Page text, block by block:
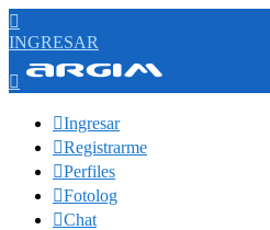

INGRESAR

Ingresar
Registrarme
Perfiles
Fotolog
Chat